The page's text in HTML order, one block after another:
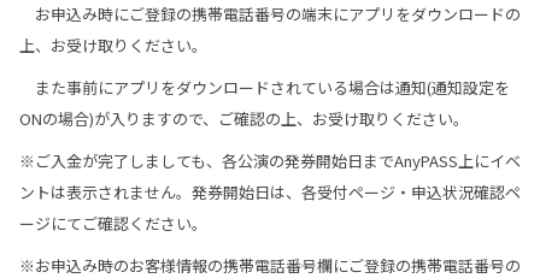
お申込み時にご登録の携帯電話番号の端末にアプリをダウンロードの
上、お受け取りください。
また事前にアプリをダウンロードされている場合は通知(通知設定を
ONの場合)が入りますので、ご確認の上、お受け取りください。
※ご入金が完了しましても、各公演の発券開始日までAnyPASS上にイベ
ントは表示されません。発券開始日は、各受付ページ・申込状況確認ペ
ージにてご確認ください。
※お申込み時のお客様情報の携帯電話番号欄にご登録の携帯電話番号の